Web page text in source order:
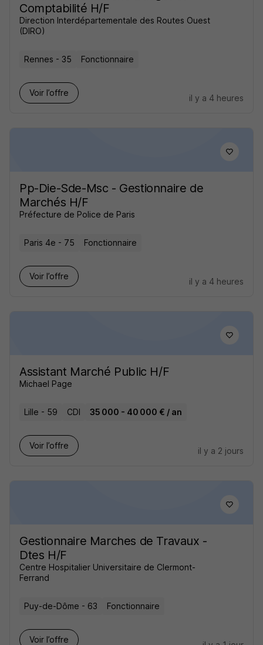
Comptabilité H/F
Direction Interdépartementale des Routes Ouest
(DIRO)
Rennes - 35 Fonctionnaire
Voir l’offre
il y a 4 heures
Pp-Die-Sde-Msc - Gestionnaire de
Marchés H/F
Préfecture de Police de Paris
Paris 4e - 75 Fonctionnaire
Voir l’offre
il y a 4 heures
Assistant Marché Public H/F
Michael Page
Lille - 59 CDI 35 000 - 40 000 € / an
Voir l’offre
il y a 2 jours
Gestionnaire Marches de Travaux -
Dtes H/F
Centre Hospitalier Universitaire de Clermont-
Ferrand
Puy-de-Dôme - 63 Fonctionnaire
Voir l’offre